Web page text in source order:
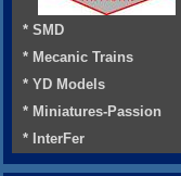
* SMD
* Mecanic Trains
* YD Models
* Miniatures-Passion
* InterFer